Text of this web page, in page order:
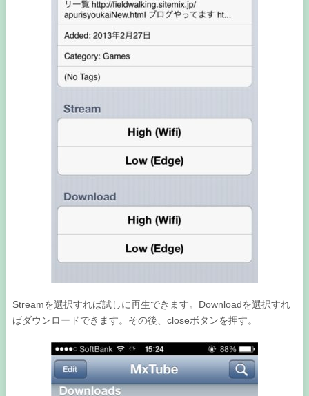
Streamを選択すれば試しに再生できます。Downloadを選択すれ
ばダウンロードできます。その後、closeボタンを押す。